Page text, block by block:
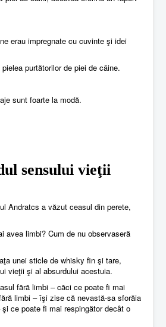
erau impregnate cu cuvinte şi idei
purtătorilor de piei de câine.
sunt foarte la modă.
sensului vieţii
Andratcs a văzut ceasul din perete,
avea limbi? Cum de nu observaseră
unei sticle de whisky fin şi tare,
vieţii şi al absurdului acestuia.
fără limbi – căci ce poate fi mai
limbi – îşi zise că nevastă-sa sforăia
ce poate fi mai respingător decât o